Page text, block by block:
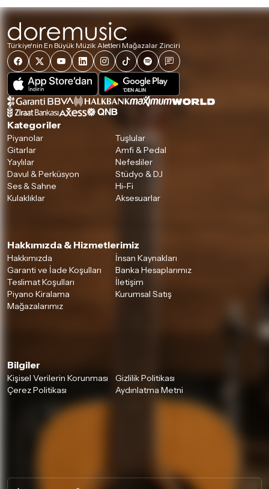
Türkiye'nin En Büyük Müzik Aletleri Mağazalar Zinciri
Kategoriler
Piyanolar
Tuşlular
Gitarlar
Amfi & Pedal
Yaylılar
Nefesliler
Davul & Perküsyon
Stüdyo & DJ
Ses & Sahne
Hi-Fi
Kulaklıklar
Aksesuarlar
Hakkımızda & Hizmetlerimiz
Hakkımızda
İnsan Kaynakları
Garanti ve İade Koşulları
Banka Hesaplarımız
Teslimat Koşulları
İletişim
Piyano Kiralama
Kurumsal Satış
Mağazalarımız
Bilgiler
Kişisel Verilerin Korunması
Gizlilik Politikası
Çerez Politikası
Aydınlatma Metni